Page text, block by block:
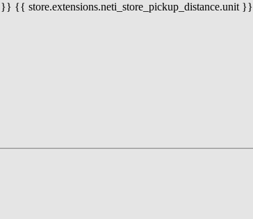
{{ store.extensions.neti_store_pickup_distance.unit }}